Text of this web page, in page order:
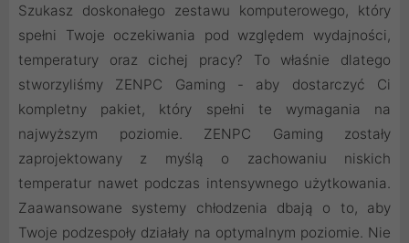
Szukasz doskonałego zestawu komputerowego, który
spełni Twoje oczekiwania pod względem wydajności,
temperatury oraz cichej pracy? To właśnie dlatego
stworzyliśmy ZENPC Gaming - aby dostarczyć Ci
kompletny pakiet, który spełni te wymagania na
najwyższym poziomie. ZENPC Gaming zostały
zaprojektowany z myślą o zachowaniu niskich
temperatur nawet podczas intensywnego użytkowania.
Zaawansowane systemy chłodzenia dbają o to, aby
Twoje podzespoły działały na optymalnym poziomie. Nie